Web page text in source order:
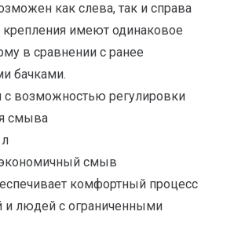
как слева, так и справа
имеют одинаковое
в сравнении с ранее
бачками.
с возможностью регулировки
смыва
смыв
комфортный процесс
и людей с ограниченными